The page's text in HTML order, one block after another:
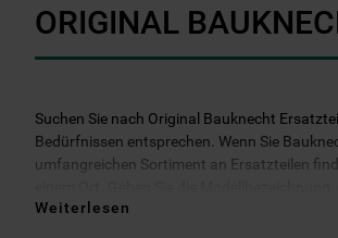
ORIGINAL
Suchen Sie nach Original Bauknecht
Bedürfnissen entsprechen. Wenn Sie
umfangreichen Sortiment an Ersatzteilen
einem Ort. Geben Sie die
darüber hinaus 2 Jahre Garantie auf das
Weiterlesen